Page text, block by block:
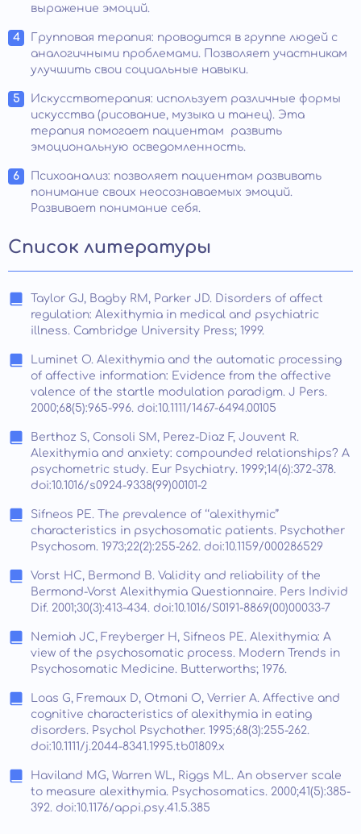
выражение эмоций.
Групповая терапия: проводится в группе людей с
аналогичными проблемами. Позволяет участникам
улучшить свои социальные навыки.
Искусствотерапия: использует различные формы
искусства (рисование, музыка и танец). Эта
терапия помогает пациентам развить
эмоциональную осведомленность.
Психоанализ: позволяет пациентам развивать
понимание своих неосознаваемых эмоций.
Развивает понимание себя.
Список литературы
Taylor GJ, Bagby RM, Parker JD. Disorders of affect
regulation: Alexithymia in medical and psychiatric
illness. Cambridge University Press; 1999.
Luminet O. Alexithymia and the automatic processing
of affective information: Evidence from the affective
valence of the startle modulation paradigm. J Pers.
2000;68(5):965-996. doi:10.1111/1467-6494.00105
Berthoz S, Consoli SM, Perez-Diaz F, Jouvent R.
Alexithymia and anxiety: compounded relationships? A
psychometric study. Eur Psychiatry. 1999;14(6):372-378.
doi:10.1016/s0924-9338(99)00101-2
Sifneos PE. The prevalence of ‘‘alexithymic’’
characteristics in psychosomatic patients. Psychother
Psychosom. 1973;22(2):255-262. doi:10.1159/000286529
Vorst HC, Bermond B. Validity and reliability of the
Bermond-Vorst Alexithymia Questionnaire. Pers Individ
Dif. 2001;30(3):413-434. doi:10.1016/S0191-8869(00)00033-7
Nemiah JC, Freyberger H, Sifneos PE. Alexithymia: A
view of the psychosomatic process. Modern Trends in
Psychosomatic Medicine. Butterworths; 1976.
Loas G, Fremaux D, Otmani O, Verrier A. Affective and
cognitive characteristics of alexithymia in eating
disorders. Psychol Psychother. 1995;68(3):255-262.
doi:10.1111/j.2044-8341.1995.tb01809.x
Haviland MG, Warren WL, Riggs ML. An observer scale
to measure alexithymia. Psychosomatics. 2000;41(5):385-
392. doi:10.1176/appi.psy.41.5.385